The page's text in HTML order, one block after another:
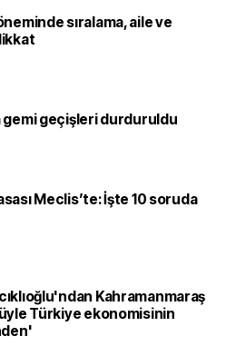
sıralama, aile ve
gemi geçişleri durduruldu
Meclis’te: İşte 10 soruda
Kahramanmaraş
Türkiye ekonomisinin